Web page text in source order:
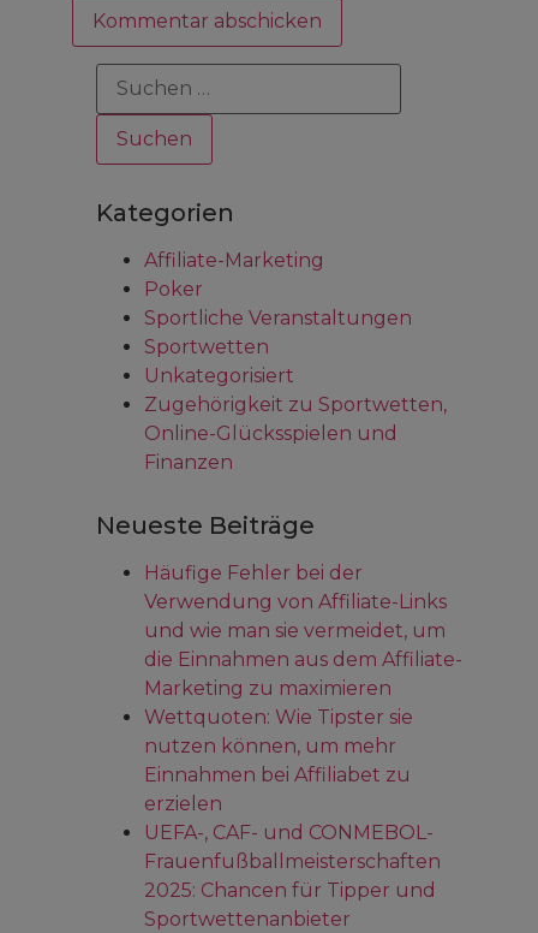
Kategorien
Affiliate-Marketing
Poker
Sportliche Veranstaltungen
Sportwetten
Unkategorisiert
Zugehörigkeit zu Sportwetten,
Online-Glücksspielen und
Finanzen
Neueste Beiträge
Häufige Fehler bei der
Verwendung von Affiliate-Links
und wie man sie vermeidet, um
die Einnahmen aus dem Affiliate-
Marketing zu maximieren
Wettquoten: Wie Tipster sie
nutzen können, um mehr
Einnahmen bei Affiliabet zu
erzielen
UEFA-, CAF- und CONMEBOL-
Frauenfußballmeisterschaften
2025: Chancen für Tipper und
Sportwettenanbieter